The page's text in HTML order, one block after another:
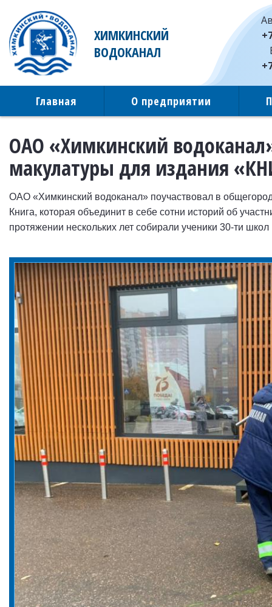
ХИМКИНСКИЙ
ВОДОКАНАЛ
Главная О предприятии
ОАО «Химкинский
макулатуры для издания
ОАО «Химкинский водоканал» поучаствовал в
Книга, которая объединит в себе сотни историй об
протяжении нескольких лет собирали ученики 30-ти школ